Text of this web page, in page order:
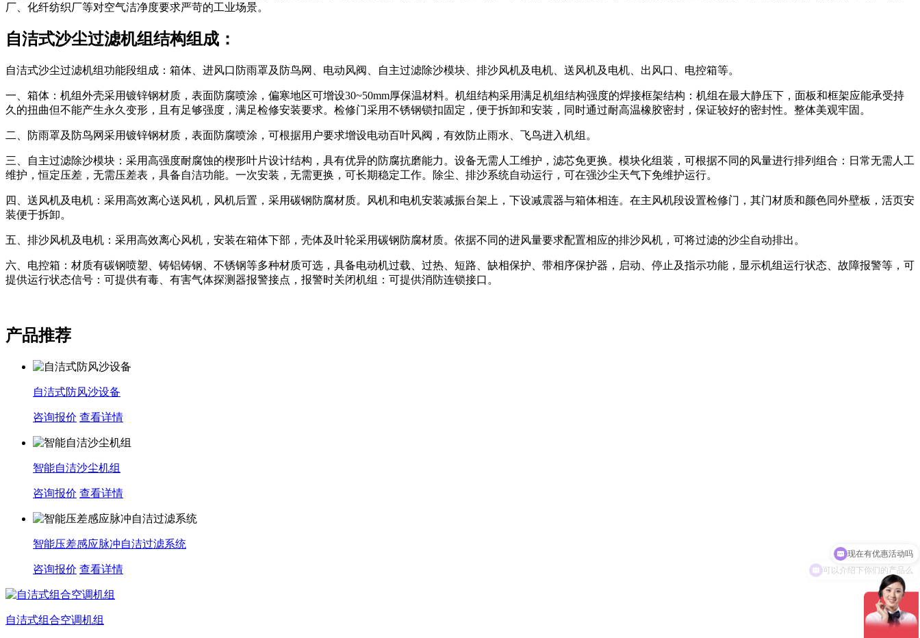
厂、化纤纺织厂等对空气洁净度要求严苛的工业场景。
自洁式沙尘过滤机组结构组成：
自洁式沙尘过滤机组功能段组成：箱体、进风口防雨罩及防鸟网、电动风阀、自主过滤除沙模块、排沙风机及电机、送风机及电机、出风口、电控箱等。
一、箱体：机组外壳采用镀锌钢材质，表面防腐喷涂，偏寒地区可增设30~50mm厚保温材料。机组结构采用满足机组结构强度的焊接框架结构：机组在最大静压下，面板和框架应能承受持
久的扭曲但不能产生永久变形，且有足够强度，满足检修安装要求。检修门采用不锈钢锁扣固定，便于拆卸和安装，同时通过耐高温橡胶密封，保证较好的密封性。整体美观牢固。
二、防雨罩及防鸟网采用镀锌钢材质，表面防腐喷涂，可根据用户要求增设电动百叶风阀，有效防止雨水、飞鸟进入机组。
三、自主过滤除沙模块：采用高强度耐腐蚀的楔形叶片设计结构，具有优异的防腐抗磨能力。设备无需人工维护，滤芯免更换。模块化组装，可根据不同的风量进行排列组合：日常无需人工
维护，恒定压差，无需压差表，具备自洁功能。一次安装，无需更换，可长期稳定工作。除尘、排沙系统自动运行，可在强沙尘天气下免维护运行。
四、送风机及电机：采用高效离心送风机，风机后置，采用碳钢防腐材质。风机和电机安装减振台架上，下设减震器与箱体相连。在主风机段设置检修门，其门材质和颜色同外壁板，活页安
装便于拆卸。
五、排沙风机及电机：采用高效离心风机，安装在箱体下部，壳体及叶轮采用碳钢防腐材质。依据不同的进风量要求配置相应的排沙风机，可将过滤的沙尘自动排出。
六、电控箱：材质有碳钢喷塑、铸铝铸钢、不锈钢等多种材质可选，具备电动机过载、过热、短路、缺相保护、带相序保护器，启动、停止及指示功能，显示机组运行状态、故障报警等，可
提供运行状态信号：可提供有毒、有害气体探测器报警接点，报警时关闭机组：可提供消防连锁接口。
产品推荐
自洁式防风沙设备
咨询报价 查看详情
智能自洁沙尘机组
咨询报价 查看详情
智能压差感应脉冲自洁过滤系统
咨询报价 查看详情
自洁式组合空调机组
可以介绍下你们的产品么